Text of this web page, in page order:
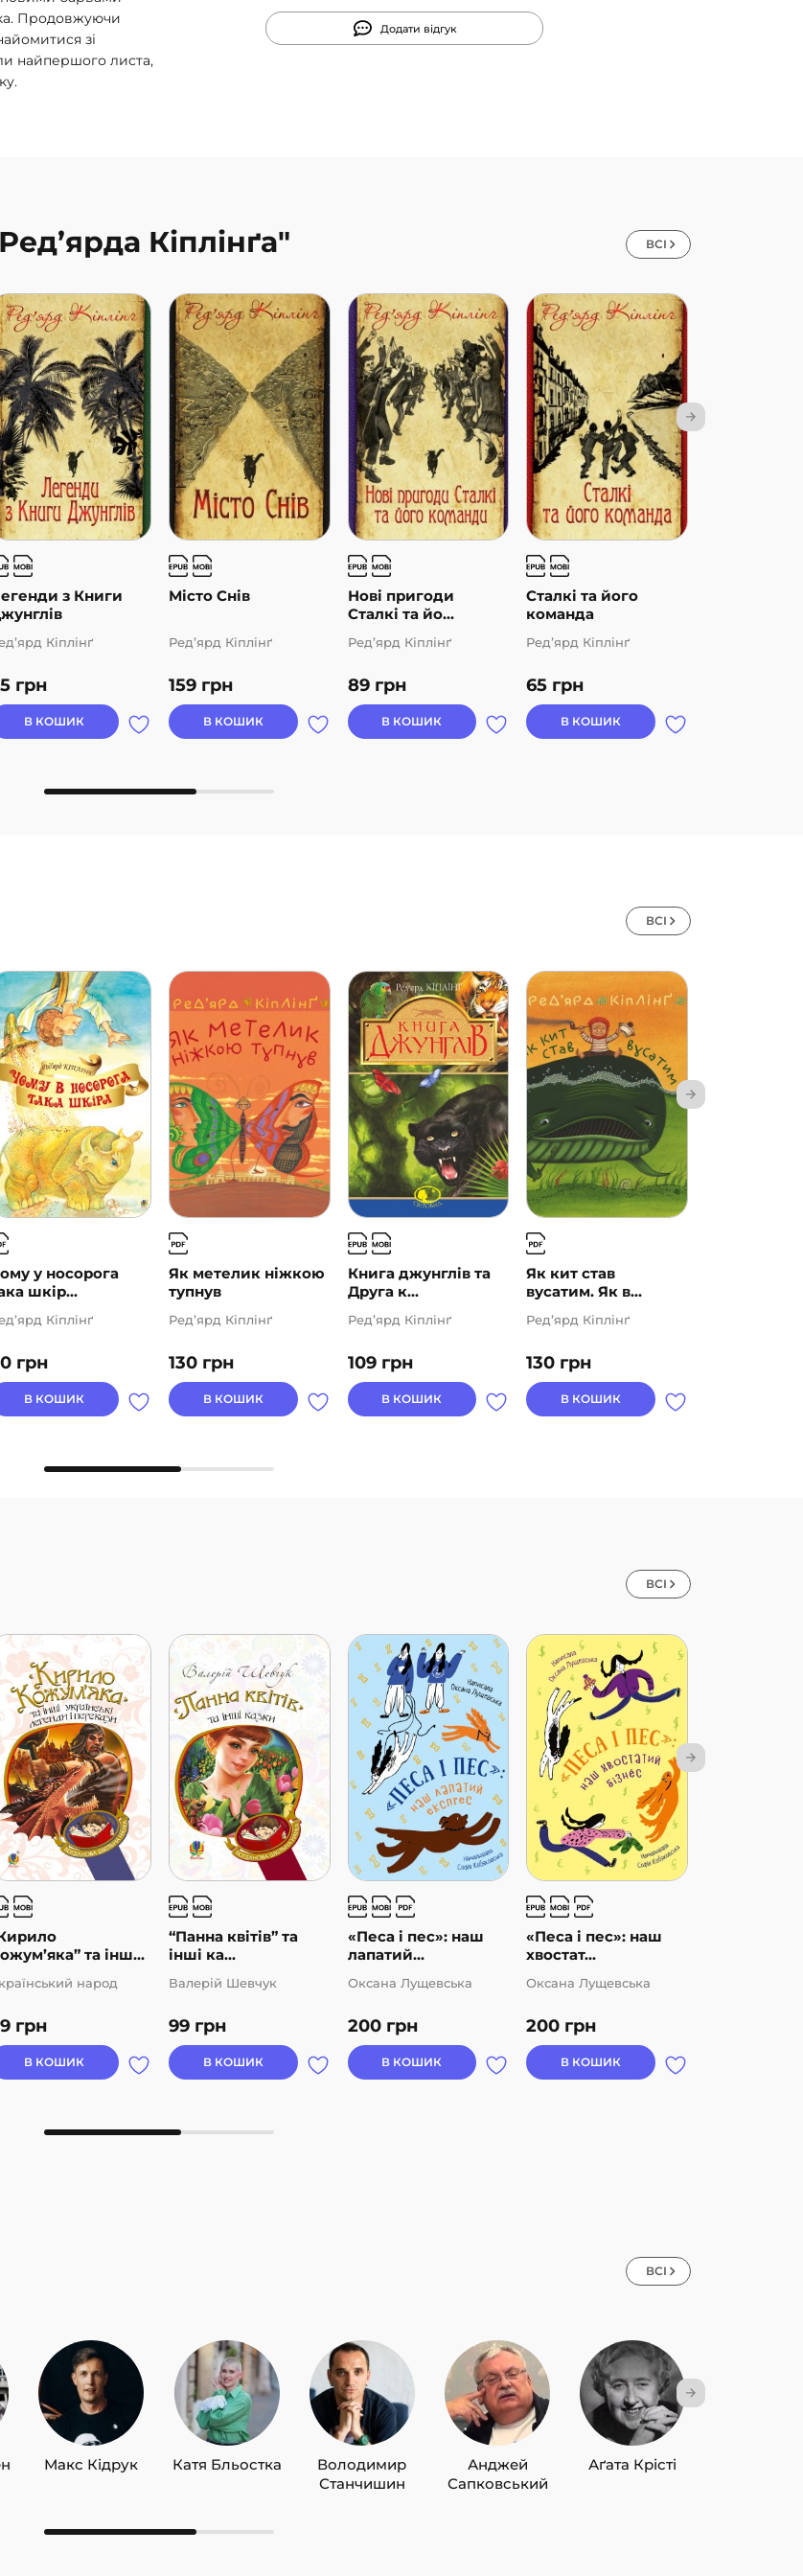
Продовжуючи
зі
найпершого листа,
Додати відгук
Кіплінґа" ВСІ
з Книги
грн
Кіплінґ
В КОШИК
Місто Снів
159 грн
Ред’ярд Кіплінґ
В КОШИК
Нові пригоди
Сталкі та йо...
89 грн
Ред’ярд Кіплінґ
В КОШИК
Сталкі та його
команда
65 грн
Ред’ярд Кіплінґ
В КОШИК
ВСІ
у носорога
шкір...
грн
Кіплінґ
В КОШИК
Як метелик ніжкою
тупнув
130 грн
Ред’ярд Кіплінґ
В КОШИК
Книга джунглів та
Друга к...
109 грн
Ред’ярд Кіплінґ
В КОШИК
Як кит став
вусатим. Як в...
130 грн
Ред’ярд Кіплінґ
В КОШИК
ВСІ
та інш...
грн
народ
В КОШИК
“Панна квітів” та
інші ка...
99 грн
Валерій Шевчук
В КОШИК
«Песа і пес»: наш
лапатий...
200 грн
Оксана Лущевська
В КОШИК
«Песа і пес»: наш
хвостат...
200 грн
Оксана Лущевська
В КОШИК
ВСІ
Макс Кідрук Катя Бльостка
Володимир
Станчишин
Анджей
Сапковський
Аґата Крісті